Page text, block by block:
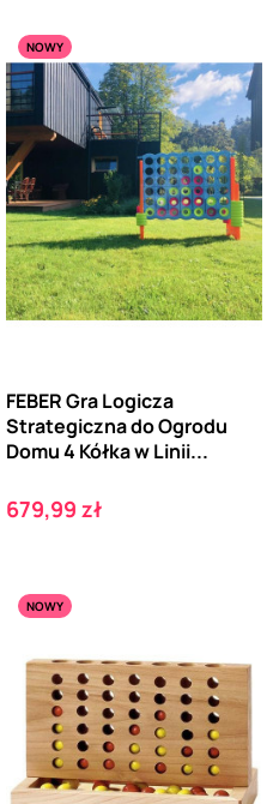
NOWY
FEBER Gra Logicza
Strategiczna do Ogrodu
Domu 4 Kółka w Linii...
Cena
679,99 zł
NOWY